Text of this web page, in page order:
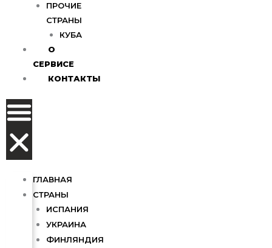
ПРОЧИЕ
СТРАНЫ
КУБА
О
СЕРВИСЕ
КОНТАКТЫ
ГЛАВНАЯ
СТРАНЫ
ИСПАНИЯ
УКРАИНА
ФИНЛЯНДИЯ